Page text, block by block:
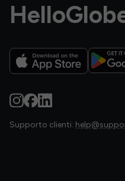
Supporto clienti: